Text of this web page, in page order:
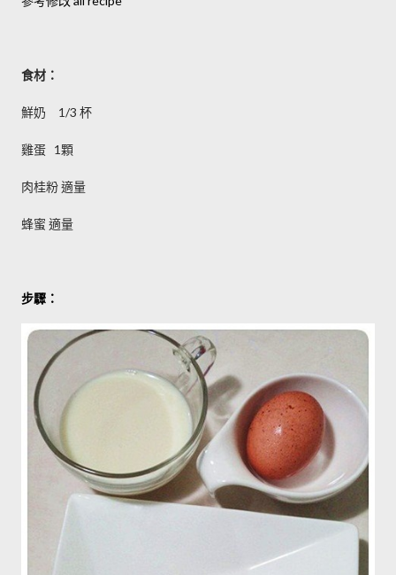
食材：
鮮奶 1/3 杯
雞蛋 1顆
肉桂粉 適量
蜂蜜 適量
步驟：